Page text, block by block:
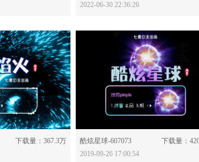
2022-06-30 22:36:26
下载量：367.3万
分享：
酷炫星球-607073
下载量：
2019-09-26 17:00:54